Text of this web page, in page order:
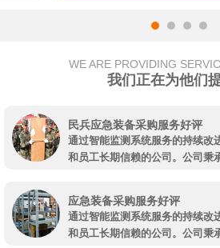
WE ARE PROVIDING
我们正在为他们
民兵应急装备采购服务好评
通过智能监测系统服务的持续改
和员工长期信赖的公司。公司秉
测系统全网优惠、沉降监测系统
监测哪个牌子质量好是我们一直
绍：周界安防监测系统工作是所
应急装备采购服务好评
通过智能监测系统服务的持续改
和员工长期信赖的公司。公司秉